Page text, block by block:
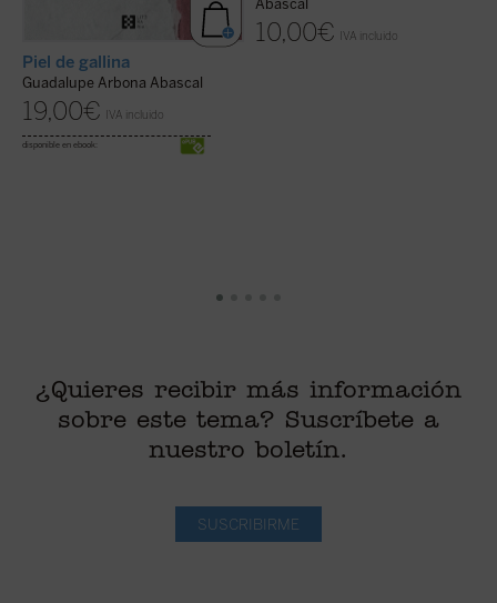
Piel de gallina
Guadalupe Arbona Abascal
19,00€ IVA incluido
disponible en ebook:
Abascal
10,00€ IVA incluido
¿Quieres recibir más información
sobre este tema? Suscríbete a
nuestro boletín.
SUSCRIBIRME